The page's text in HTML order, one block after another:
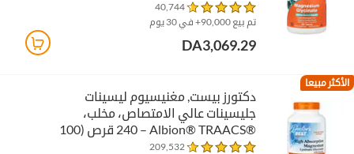
40,744
تم بيع 90,000+ في 30 يوم
DA3,069.29
الأكثر مبيعا
دكتورز بيست‏, مغنيسيوم ليسينات
جليسينات عالي الامتصاص، مخلب،
Albion® TRAACS®‎ – ‏240 قرص (100
ملجم لكل قرص)209,532